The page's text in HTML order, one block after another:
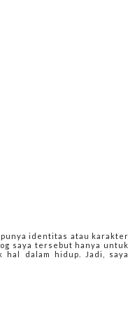
identitas atau karakter
saya tersebut hanya untuk
hal dalam hidup. Jadi, saya